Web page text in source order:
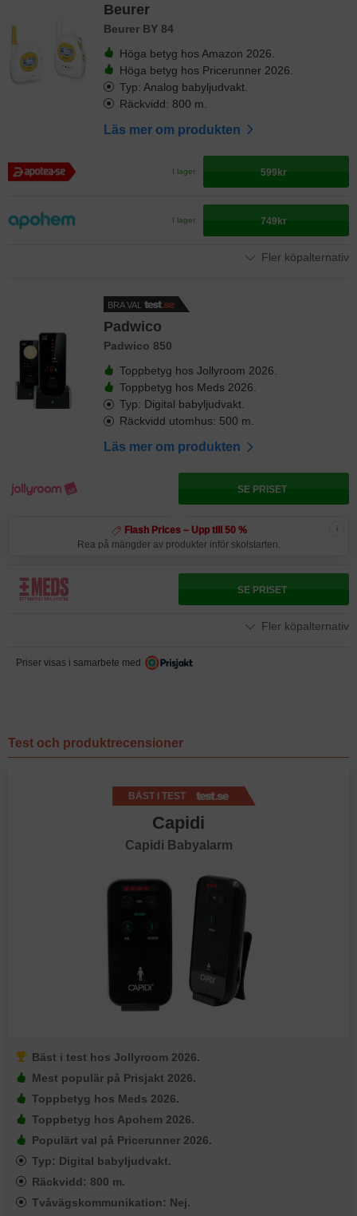
Beurer
Beurer BY 84
Höga betyg hos Amazon 2026.
Höga betyg hos Pricerunner 2026.
Typ: Analog babyljudvakt.
Räckvidd: 800 m.
Läs mer om produkten
I lager 599kr
I lager 749kr
Fler köpalternativ
BRA VAL
Padwico
Padwico 850
Toppbetyg hos Jollyroom 2026.
Toppbetyg hos Meds 2026.
Typ: Digital babyljudvakt.
Räckvidd utomhus: 500 m.
Läs mer om produkten
SE PRISET
i
Flash Prices – Upp till 50 %
Rea på mängder av produkter inför skolstarten.
SE PRISET
Fler köpalternativ
Priser visas i samarbete med
Test och produktrecensioner
BÄST I TEST
Capidi
Capidi Babyalarm
Bäst i test hos Jollyroom 2026.
Mest populär på Prisjakt 2026.
Toppbetyg hos Meds 2026.
Toppbetyg hos Apohem 2026.
Populärt val på Pricerunner 2026.
Typ: Digital babyljudvakt.
Räckvidd: 800 m.
Tvåvägskommunikation: Nej.